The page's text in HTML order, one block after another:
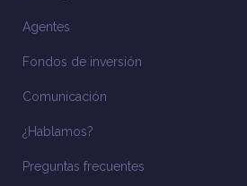
Agentes
Fondos de inversión
Comunicación
¿Hablamos?
Preguntas frecuentes